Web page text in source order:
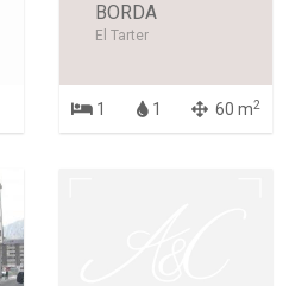
BORDA
El Tarter
1 1 60 m2